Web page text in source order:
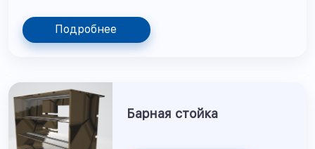
Подробнее
Барная стойка